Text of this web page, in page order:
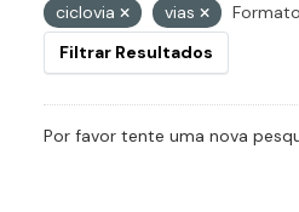
ciclovia
vias
Filtrar Resultados
Por favor tente uma nova